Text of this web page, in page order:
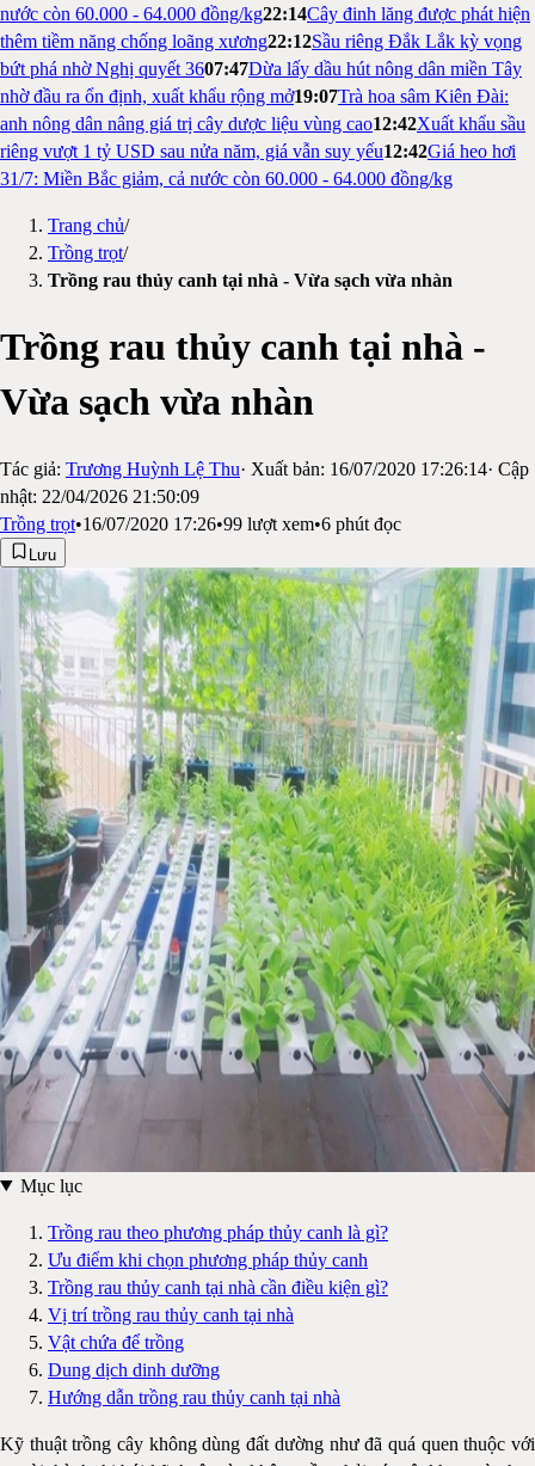
nước còn 60.000 - 64.000 đồng/kg22:14Cây đinh lăng được phát hiện
thêm tiềm năng chống loãng xương22:12Sầu riêng Đắk Lắk kỳ vọng
bứt phá nhờ Nghị quyết 3607:47Dừa lấy dầu hút nông dân miền Tây
nhờ đầu ra ổn định, xuất khẩu rộng mở19:07Trà hoa sâm Kiên Đài:
anh nông dân nâng giá trị cây dược liệu vùng cao12:42Xuất khẩu sầu
riêng vượt 1 tỷ USD sau nửa năm, giá vẫn suy yếu12:42Giá heo hơi
31/7: Miền Bắc giảm, cả nước còn 60.000 - 64.000 đồng/kg
Trang chủ/
Trồng trọt/
Trồng rau thủy canh tại nhà - Vừa sạch vừa nhàn
Trồng rau thủy canh tại nhà -
Vừa sạch vừa nhàn
Tác giả: Trương Huỳnh Lệ Thu· Xuất bản: 16/07/2020 17:26:14· Cập
nhật: 22/04/2026 21:50:09
Trồng trọt•16/07/2020 17:26•99 lượt xem•6 phút đọc
Lưu
Mục lục
Trồng rau theo phương pháp thủy canh là gì?
Ưu điểm khi chọn phương pháp thủy canh
Trồng rau thủy canh tại nhà cần điều kiện gì?
Vị trí trồng rau thủy canh tại nhà
Vật chứa để trồng
Dung dịch dinh dưỡng
Hướng dẫn trồng rau thủy canh tại nhà
Kỹ thuật trồng cây không dùng đất dường như đã quá quen thuộc với